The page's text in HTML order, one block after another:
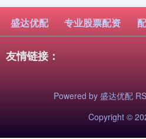
盛达优配 专业股票配资
友情链接：
Powered by 盛达优配
Copyright ©